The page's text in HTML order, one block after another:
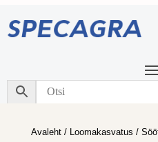
Avaleht/ Loomakasvatus /